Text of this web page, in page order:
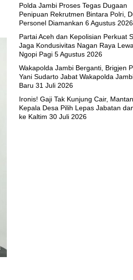
Polda Jambi Proses Tegas Dugaan
Penipuan Rekrutmen Bintara Polri,
Personel Diamankan 6 Agustus 2026
Partai Aceh dan Kepolisian Perkuat
Jaga Kondusivitas Nagan Raya
Ngopi Pagi 5 Agustus 2026
Wakapolda Jambi Berganti, Brigjen
Yani Sudarto Jabat Wakapolda
Baru 31 Juli 2026
Ironis! Gaji Tak Kunjung Cair, Mantan
Kepala Desa Pilih Lepas Jabatan
ke Kaltim 30 Juli 2026